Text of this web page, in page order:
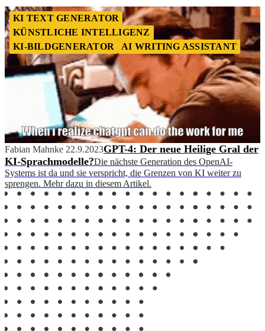
KI TEXT GENERATOR
KÜNSTLICHE INTELLIGENZ
KI-BILDGENERATOR
AI WRITING ASSISTANT
Fabian Mahnke 22.9.2023GPT-4: Der neue Heilige Gral der
KI-Sprachmodelle?Die nächste Generation des OpenAI-
Systems ist da und sie verspricht, die Grenzen von KI weiter zu
sprengen. Mehr dazu in diesem Artikel.